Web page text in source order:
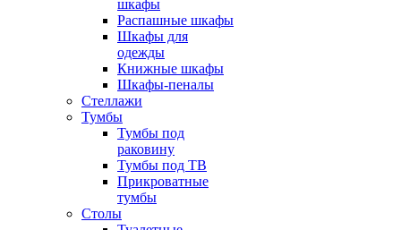
шкафы
Распашные шкафы
Шкафы для
одежды
Книжные шкафы
Шкафы-пеналы
Стеллажи
Тумбы
Тумбы под
раковину
Тумбы под ТВ
Прикроватные
тумбы
Столы